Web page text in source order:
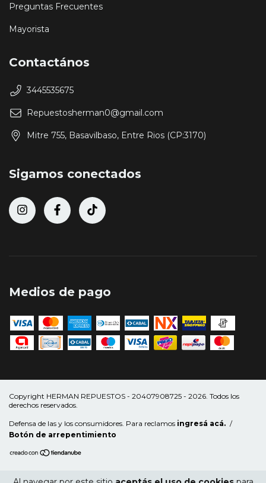
Preguntas Frecuentes
Mayorista
Contactános
3445535675
Repuestosherman0@gmail.com
Mitre 755, Basavilbaso, Entre Rios (CP:3170)
Sigamos conectados
Medios de pago
Copyright HERMAN REPUESTOS - 20407908725 - 2026. Todos los
derechos reservados.
Defensa de las y los consumidores. Para reclamos ingresá acá. /
Botón de arrepentimiento